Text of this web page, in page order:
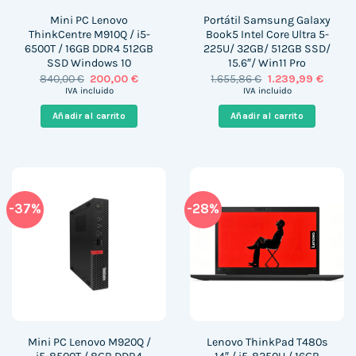
Mini PC Lenovo
ThinkCentre M910Q / i5-
6500T / 16GB DDR4 512GB
SSD Windows 10
840,00€ El
precio
era:
840,00 €.
200,00€El
IVA incluido
Añadir al carrito
Portátil Samsung Galaxy
Book5 Intel Core Ultra 5-
225U/ 32GB/ 512GB SSD/
15.6″/ Win11 Pro
1.655,86€ El
precio
era:
1.655,86 €.
1.239,99 €El
IVA incluido
Añadir al carrito
-37%
Mini PC Lenovo M920Q /
-28%
Lenovo ThinkPad T480s